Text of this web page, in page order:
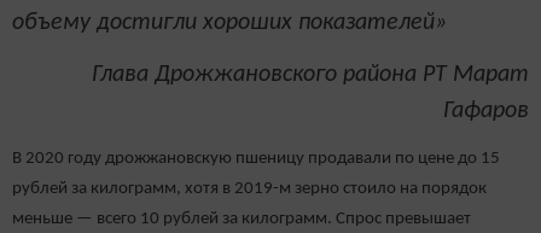
объему достигли хороших показателей»
Глава Дрожжановского района РТ Марат
Гафаров
В 2020 году дрожжановскую пшеницу продавали по цене до 15
рублей за килограмм, хотя в 2019-м зерно стоило на порядок
меньше — всего 10 рублей за килограмм. Спрос превышает